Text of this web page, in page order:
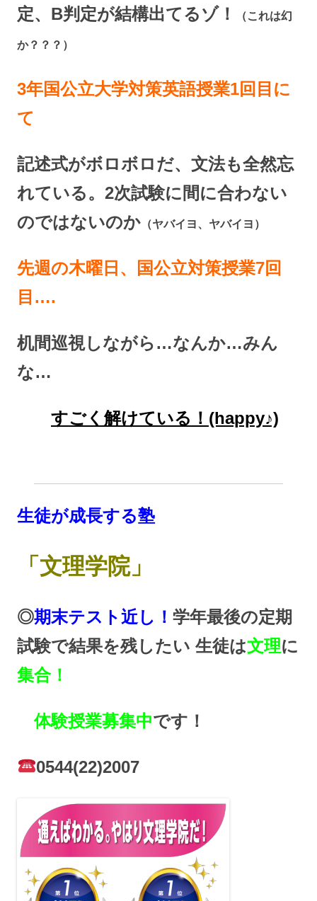
定、B判定が結構出てるゾ！
（これは幻
か？？？）
3年国公立大学対策英語授業1回目に
て
記述式がボロボロだ、文法も全然忘
れている。2次試験に間に合わない
のではないのか （ヤバイヨ、ヤバイヨ）
先週の木曜日、国公立対策授業7回
目….
机間巡視しながら…なんか…みん
な…
すごく解けている！(happy♪)
生徒が成長する塾
「文理学院」
◎期末テスト近し！ 学年最後の定期
試験で結果を残したい 生徒は文理に
集合！
体験授業募集中です！
0544(22)2007